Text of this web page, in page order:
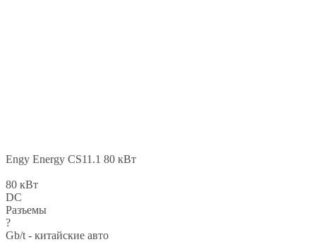
Engy Energy CS11.1 80 кВт
80 кВт
DC
Разъемы
?
Gb/t - китайские авто